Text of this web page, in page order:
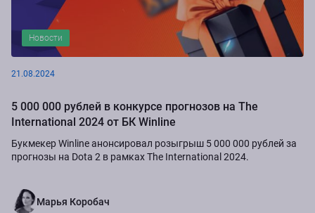
Новости
21.08.2024
5 000 000 рублей в конкурсе прогнозов на The
International 2024 от БК Winline
Букмекер Winline анонсировал розыгрыш 5 000 000 рублей за
прогнозы на Dota 2 в рамках The International 2024.
Марья Коробач